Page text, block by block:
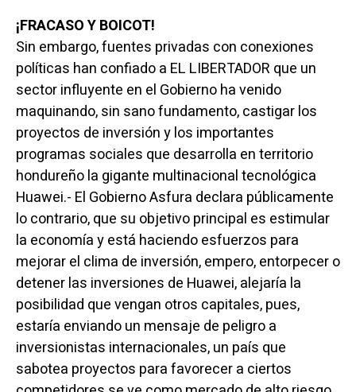
¡FRACASO Y BOICOT!
Sin embargo, fuentes privadas con conexiones
políticas han confiado a EL LIBERTADOR que un
sector influyente en el Gobierno ha venido
maquinando, sin sano fundamento, castigar los
proyectos de inversión y los importantes
programas sociales que desarrolla en territorio
hondureño la gigante multinacional tecnológica
Huawei.- El Gobierno Asfura declara públicamente
lo contrario, que su objetivo principal es estimular
la economía y está haciendo esfuerzos para
mejorar el clima de inversión, empero, entorpecer o
detener las inversiones de Huawei, alejaría la
posibilidad que vengan otros capitales, pues,
estaría enviando un mensaje de peligro a
inversionistas internacionales, un país que
sabotea proyectos para favorecer a ciertos